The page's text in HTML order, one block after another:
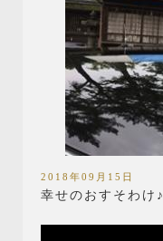
2018年09月15日
幸せのおすそわけ♪